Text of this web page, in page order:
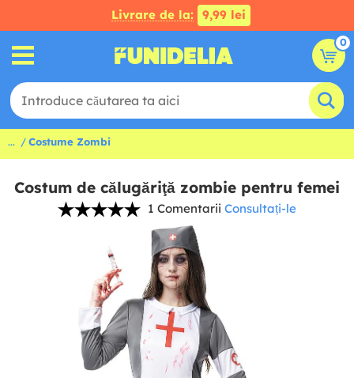
Livrare de la: 9,99 lei
0
... Costume Zombi
Costum de călugăriţă zombie pentru femei
1 Comentarii Consultați-le